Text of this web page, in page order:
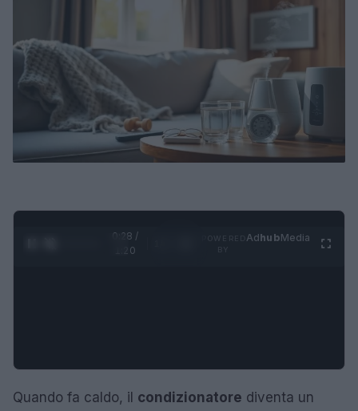
0:29 /
1:20
AdhubMedia
Quando fa caldo, il condizionatore diventa un